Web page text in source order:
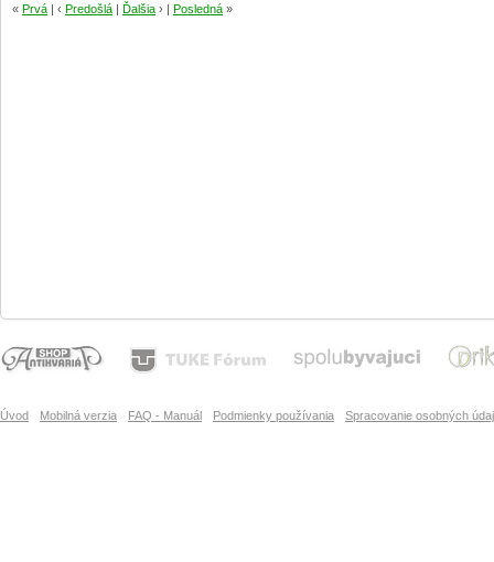
« Prvá | ‹ Predošlá | Ďalšia › | Posledná »
Úvod Mobilná verzia FAQ - Manuál Podmienky používania Spracovanie osobných